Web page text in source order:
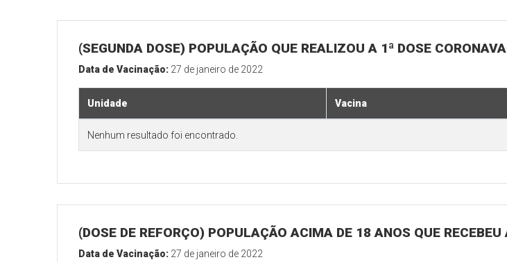
(SEGUNDA DOSE) POPULAÇÃO QUE REALIZOU A 1ª DOSE
Data de Vacinação: 27 de janeiro de 2022
Unidade Vacina
Nenhum resultado foi encontrado.
(DOSE DE REFORÇO) POPULAÇÃO ACIMA DE 18 ANOS QUE
Data de Vacinação: 27 de janeiro de 2022